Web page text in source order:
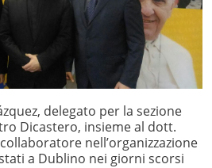
delegato per la sezione
Dicastero, insieme al dott.
nell’organizzazione
a Dublino nei giorni scorsi